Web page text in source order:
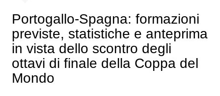
Portogallo-Spagna: formazioni
previste, statistiche e anteprima
in vista dello scontro degli
ottavi di finale della Coppa del
Mondo